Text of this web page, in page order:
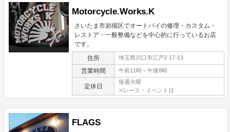
Motorcycle.Works.K
さいたま市岩槻区でオートバイの修理・カスタム・
レストア・一般整備などを中心的に行っているお店
です。
住所 埼玉県川口市江戸2-17-13
営業時間 午前11時～午後8時
定休日
毎週火曜
※レース・イベント日
FLAGS